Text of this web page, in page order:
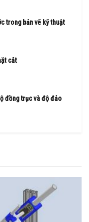
trong bản vẽ kỹ thuật
cắt
đồng trục và độ đảo